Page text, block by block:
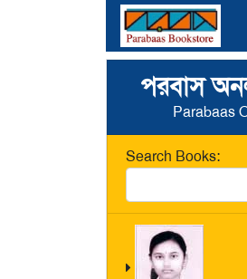
পরবাস
Parabaas
Search Books: